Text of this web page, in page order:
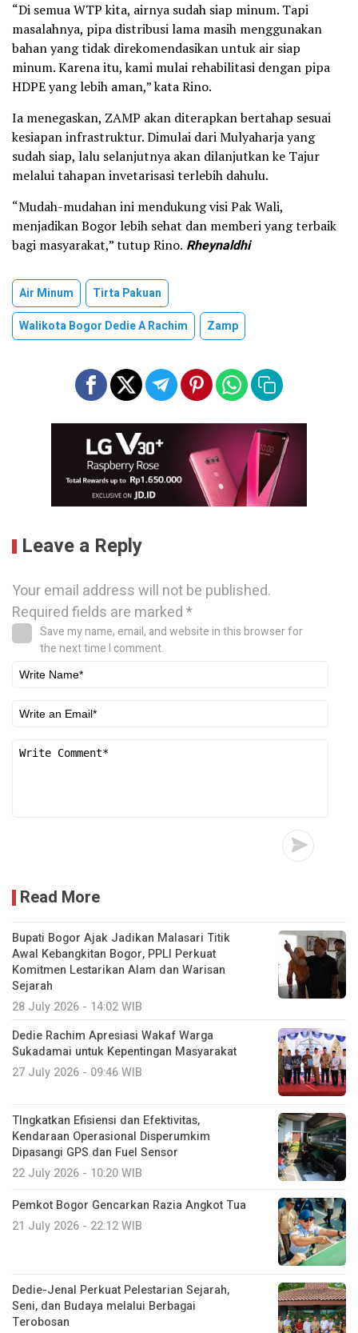
“Di semua WTP kita, airnya sudah siap minum. Tapi
masalahnya, pipa distribusi lama masih menggunakan
bahan yang tidak direkomendasikan untuk air siap
minum. Karena itu, kami mulai rehabilitasi dengan pipa
HDPE yang lebih aman,” kata Rino.
Ia menegaskan, ZAMP akan diterapkan bertahap sesuai
kesiapan infrastruktur. Dimulai dari Mulyaharja yang
sudah siap, lalu selanjutnya akan dilanjutkan ke Tajur
melalui tahapan invetarisasi terlebih dahulu.
“Mudah-mudahan ini mendukung visi Pak Wali,
menjadikan Bogor lebih sehat dan memberi yang terbaik
bagi masyarakat,” tutup Rino. Rheynaldhi
Air Minum
Tirta Pakuan
Walikota Bogor Dedie A Rachim
Zamp
Leave a Reply
Your email address will not be published.
Required fields are marked*
Save my name, email, and website in this browser for
the next time I comment.
Read More
Bupati Bogor Ajak Jadikan Malasari Titik
Awal Kebangkitan Bogor, PPLI Perkuat
Komitmen Lestarikan Alam dan Warisan
Sejarah
28 July 2026 - 14:02 WIB
Dedie Rachim Apresiasi Wakaf Warga
Sukadamai untuk Kepentingan Masyarakat
27 July 2026 - 09:46 WIB
TIngkatkan Efisiensi dan Efektivitas,
Kendaraan Operasional Disperumkim
Dipasangi GPS dan Fuel Sensor
22 July 2026 - 10:20 WIB
Pemkot Bogor Gencarkan Razia Angkot Tua
21 July 2026 - 22:12 WIB
Dedie-Jenal Perkuat Pelestarian Sejarah,
Seni, dan Budaya melalui Berbagai
Terobosan